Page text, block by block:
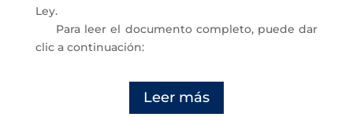
Ley.
Para leer el documento completo, puede dar
clic a continuación:
Leer más